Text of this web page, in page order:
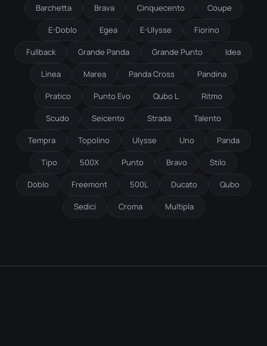
Barchetta Brava Cinquecento Coupe
E-Doblo Egea E-Ulysse Fiorino
Fullback Grande Panda Grande Punto Idea
Linea Marea Panda Cross Pandina
Pratico Punto Evo Qubo L Ritmo
Scudo Seicento Strada Talento
Tempra Topolino Ulysse Uno Panda
Tipo 500X Punto Bravo Stilo
Doblo Freemont 500L Ducato Qubo
Sedici Croma Multipla